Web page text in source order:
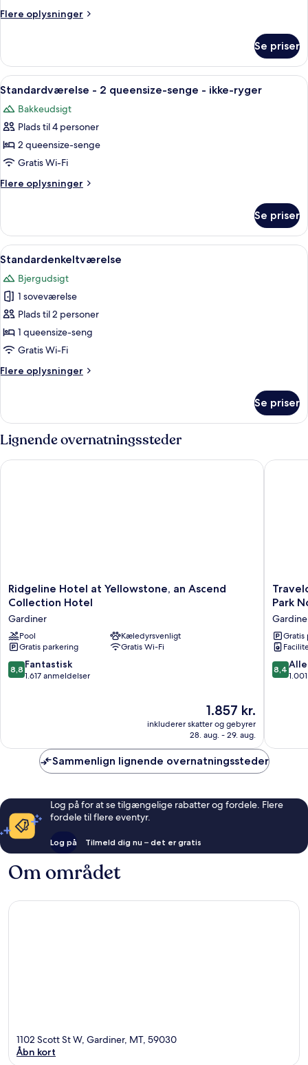
seng
ryger
Flere oplysninger
Flere
-
kingsize-
-
ikke-
Se priser
Indlæs
alle
billeder
af
Standardværelse
-
2
queensize-
-
ikke-
ryger
Et hotelværelse med to senge, et
2
Standardværelse - 2 queensize-senge - ikke-ryger
Bakkeudsigt
Plads til 4 personer
2 queensize-senge
Gratis Wi-Fi
Flere oplysninger
Flere
-
queensize-
-
ikke-
ryger
Se priser
Indlæs
alle
billeder
af
Standardenkeltværelse
Et hotelværelse med seng,
1
Standardenkeltværelse
Bjergudsigt
1 soveværelse
Plads til 2 personer
1 queensize-seng
Gratis Wi-Fi
Flere oplysninger
Flere
Se priser
Lignende overnatningssteder
Ridgeline
Hotel
Yellowstone,
an
Ascend
Collection
Hotel
Ridgeline Hotel at Yellowstone, an Ascend
Collection Hotel
Gardiner
Pool
Kæledyrsvenligt
Gratis parkering
Gratis Wi-Fi
8.8
ud
8,8 Fantastisk
1.617 anmeldelser
Prisen
1.857 kr.
1.857 kr.
inkluderer skatter og gebyrer
28. aug. - 29. aug.
Ridgeline Hotel at Yellowstone, an Ascend Collection Hotel
by
Park
North
Park
Gratis
8.4
ud
8,4
Sammenlign lignende overnatningssteder
Log på for at se tilgængelige rabatter og fordele. Flere
fordele til flere eventyr.
Log på Tilmeld dig nu – det er gratis
Om området
1102 Scott St W, Gardiner, MT, 59030
Åbn kort